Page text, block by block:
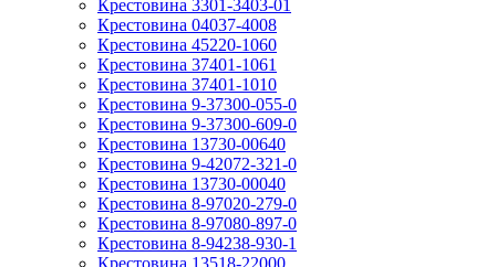
Крестовина 3301-3403-01
Крестовина 04037-4008
Крестовина 45220-1060
Крестовина 37401-1061
Крестовина 37401-1010
Крестовина 9-37300-055-0
Крестовина 9-37300-609-0
Крестовина 13730-00640
Крестовина 9-42072-321-0
Крестовина 13730-00040
Крестовина 8-97020-279-0
Крестовина 8-97080-897-0
Крестовина 8-94238-930-1
Крестовина 13518-22000